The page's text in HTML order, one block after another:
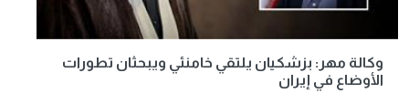
وكالة مهر: بزشكيان يلتقي خامنئي ويبحثان تطورات
الأوضاع في إيران